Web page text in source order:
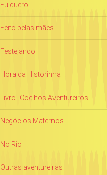
Eu quero!
Feito pelas mães
Festejando
Hora da Historinha
Livro "Coelhos Aventureiros"
Negócios Maternos
No Rio
Outras aventureiras